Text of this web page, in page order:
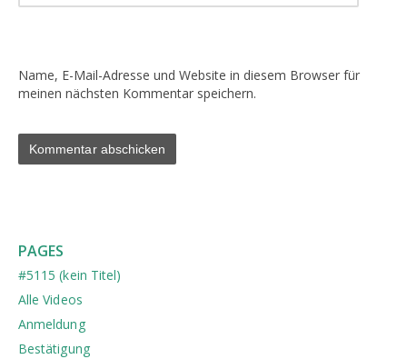
Name, E-Mail-Adresse und Website in diesem Browser für
meinen nächsten Kommentar speichern.
PAGES
#5115 (kein Titel)
Alle Videos
Anmeldung
Bestätigung